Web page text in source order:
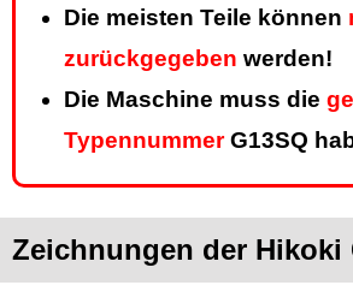
Die meisten Teile können
zurückgegeben werden!
Die Maschine muss die
TypennummerG13SQ
Zeichnungen der Hikoki